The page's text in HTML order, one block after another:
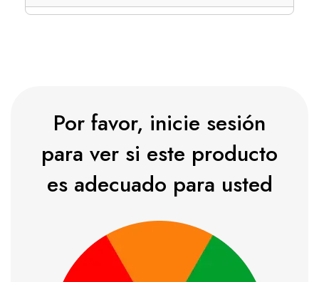
Por favor, inicie sesión
para ver si este producto
es adecuado para usted